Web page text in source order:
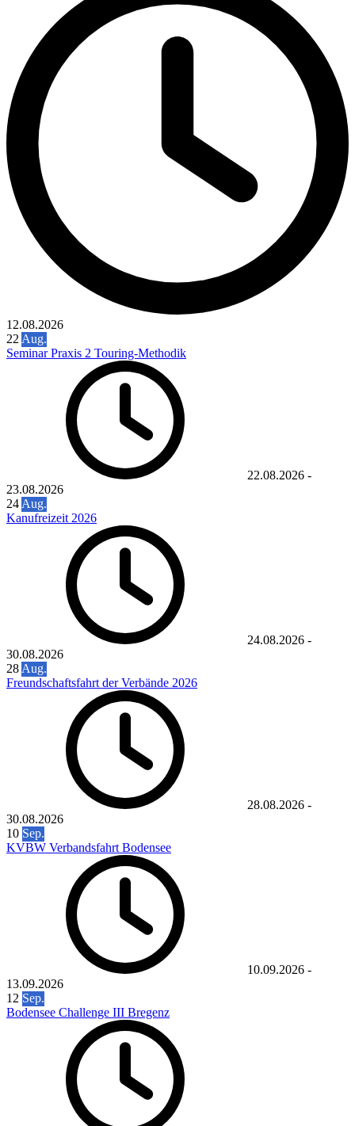
12.08.2026
22 Aug.
Seminar Praxis 2 Touring-Methodik
22.08.2026 -
23.08.2026
24 Aug.
Kanufreizeit 2026
24.08.2026 -
30.08.2026
28 Aug.
Freundschaftsfahrt der Verbände 2026
28.08.2026 -
30.08.2026
10 Sep.
KVBW Verbandsfahrt Bodensee
10.09.2026 -
13.09.2026
12 Sep.
Bodensee Challenge III Bregenz